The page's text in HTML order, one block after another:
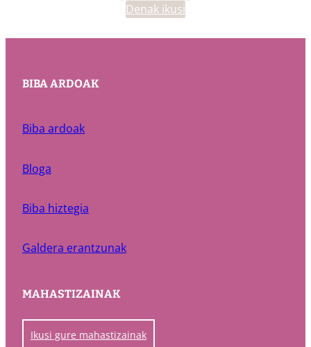
Denak ikusi
BIBA ARDOAK
Biba ardoak
Bloga
Biba hiztegia
Galdera erantzunak
MAHASTIZAINAK
Ikusi gure mahastizainak